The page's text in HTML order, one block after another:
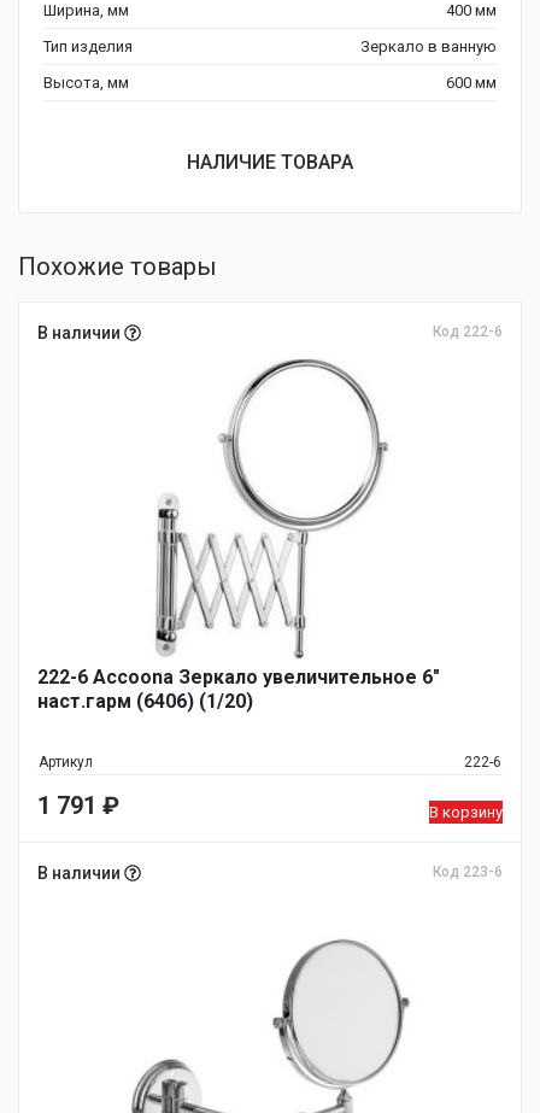
Ширина, мм
400 мм
Тип изделия
Зеркало в ванную
Высота, мм
600 мм
НАЛИЧИЕ ТОВАРА
Похожие товары
В наличии Код 222-6
222-6 Accoona Зеркало увеличительное 6"
наст.гарм (6406) (1/20)
Артикул 222-6
1 791 ₽ В корзину
В наличии Код 223-6